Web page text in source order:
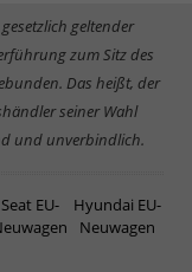
geltender
zum Sitz des
Das heißt, der
seiner Wahl
und unverbindlich.
Seat EU-
Hyundai EU-
Neuwagen